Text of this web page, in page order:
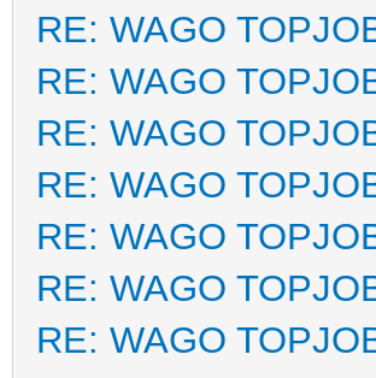
RE: WAGO
RE: WAGO
RE: WAGO
RE: WAGO
RE: WAGO
RE: WAGO
RE: WAGO